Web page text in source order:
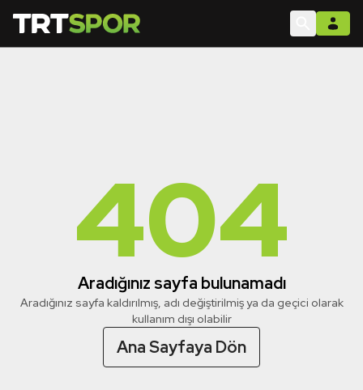
404
Aradığınız sayfa bulunamadı
Aradığınız sayfa kaldırılmış, adı değiştirilmiş ya da geçici olarak
kullanım dışı olabilir
Ana Sayfaya Dön